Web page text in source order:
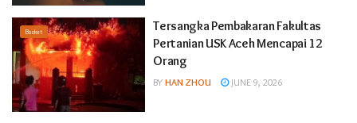
Basket
Tersangka Pembakaran Fakultas
Pertanian USK Aceh Mencapai 12
Orang
BY HAN ZHOU JUNE 9, 2026